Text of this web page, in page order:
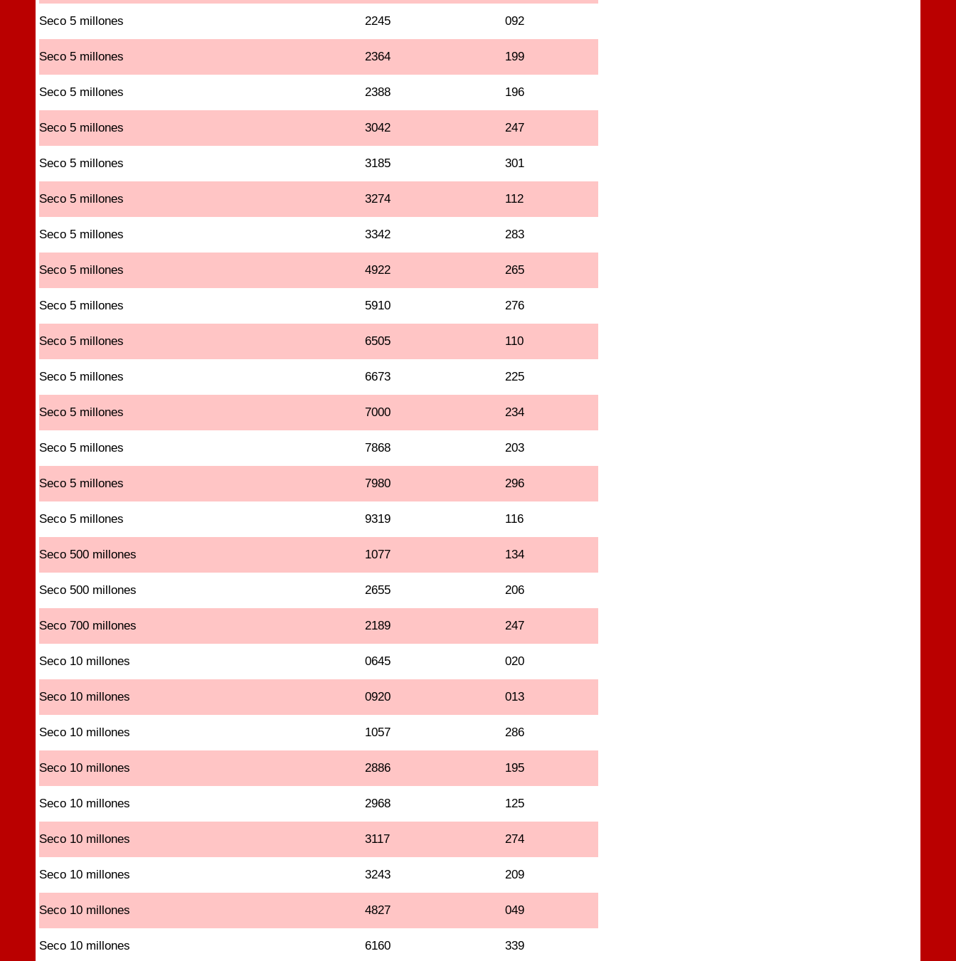
Seco 5 millones 2245 092
Seco 5 millones 2364 199
Seco 5 millones 2388 196
Seco 5 millones 3042 247
Seco 5 millones 3185 301
Seco 5 millones 3274 112
Seco 5 millones 3342 283
Seco 5 millones 4922 265
Seco 5 millones 5910 276
Seco 5 millones 6505 110
Seco 5 millones 6673 225
Seco 5 millones 7000 234
Seco 5 millones 7868 203
Seco 5 millones 7980 296
Seco 5 millones 9319 116
Seco 500 millones 1077 134
Seco 500 millones 2655 206
Seco 700 millones 2189 247
Seco 10 millones 0645 020
Seco 10 millones 0920 013
Seco 10 millones 1057 286
Seco 10 millones 2886 195
Seco 10 millones 2968 125
Seco 10 millones 3117 274
Seco 10 millones 3243 209
Seco 10 millones 4827 049
Seco 10 millones 6160 339